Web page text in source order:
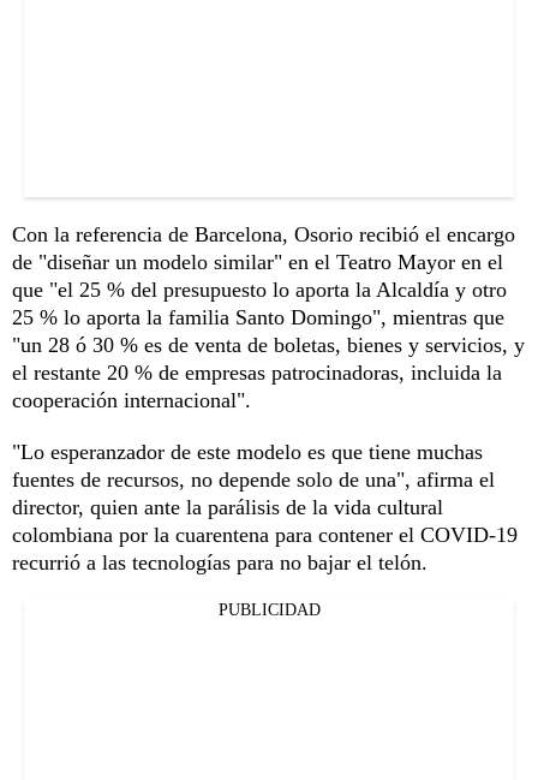
Con la referencia de Barcelona, Osorio recibió el encargo
de "diseñar un modelo similar" en el Teatro Mayor en el
que "el 25 % del presupuesto lo aporta la Alcaldía y otro
25 % lo aporta la familia Santo Domingo", mientras que
"un 28 ó 30 % es de venta de boletas, bienes y servicios, y
el restante 20 % de empresas patrocinadoras, incluida la
cooperación internacional".
"Lo esperanzador de este modelo es que tiene muchas
fuentes de recursos, no depende solo de una", afirma el
director, quien ante la parálisis de la vida cultural
colombiana por la cuarentena para contener el COVID-19
recurrió a las tecnologías para no bajar el telón.
PUBLICIDAD